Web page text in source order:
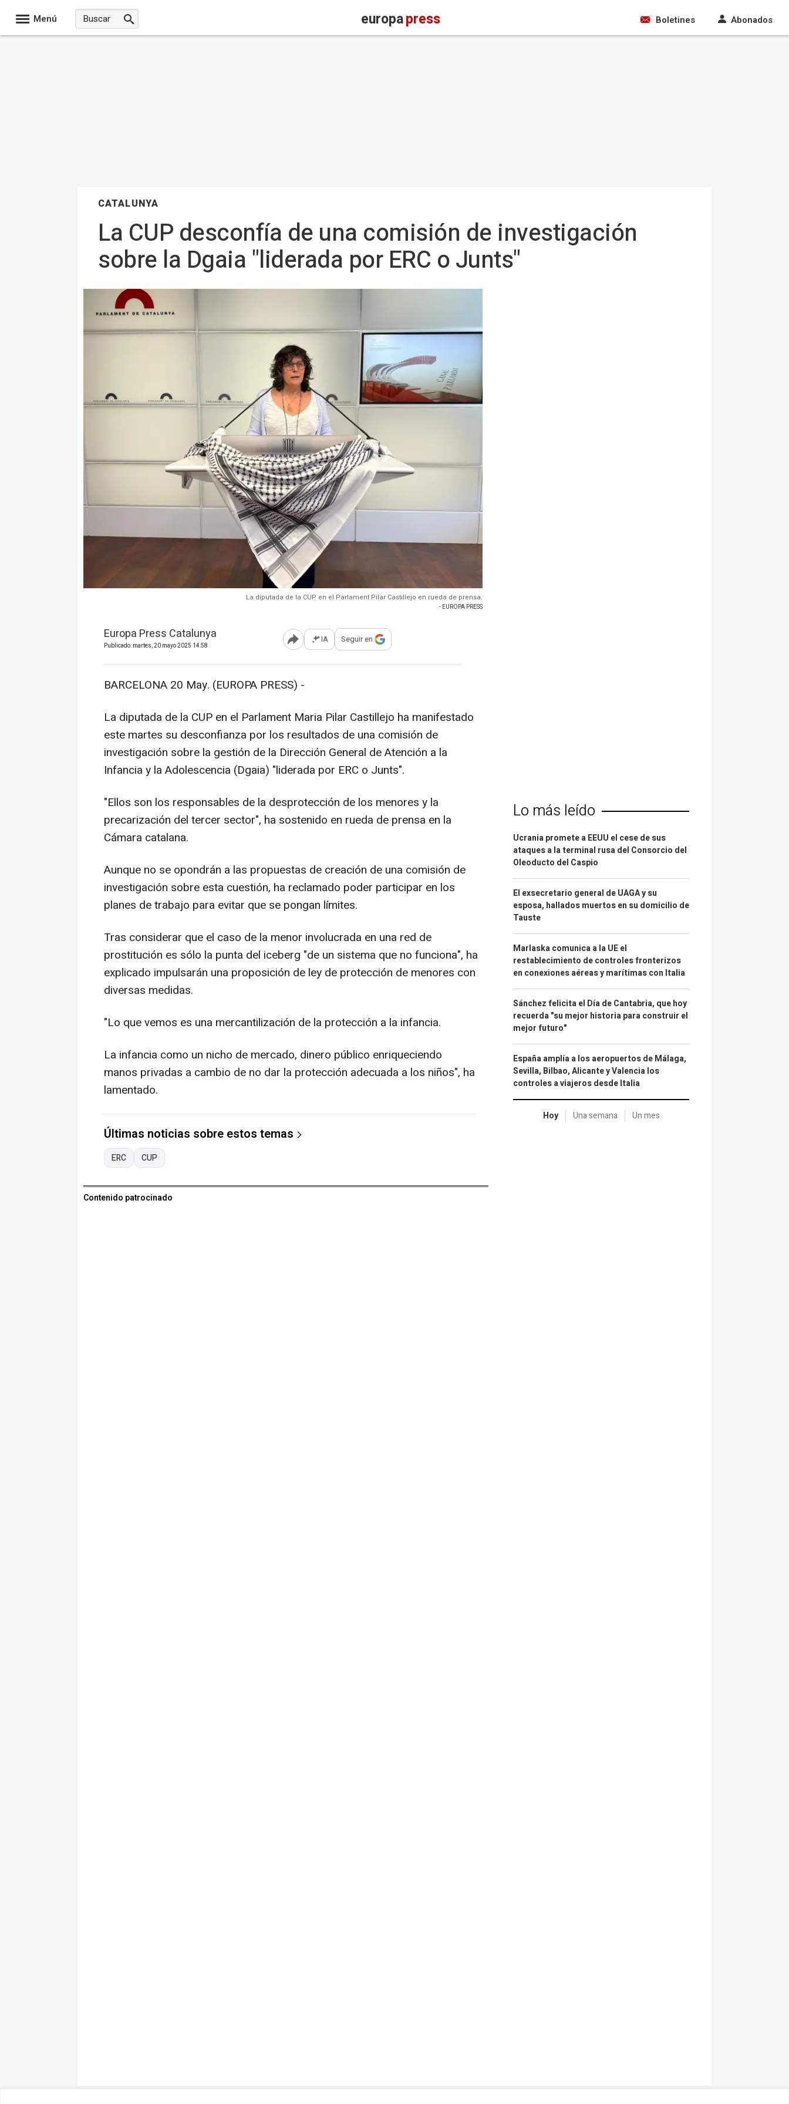
Menú europapress Boletines Abonados
CATALUNYA
La CUP desconfía de una comisión de investigación
sobre la Dgaia "liderada por ERC o Junts"
La diputada de la CUP en el Parlament Pilar Castillejo en rueda de prensa.
- EUROPA PRESS
Europa Press Catalunya
Publicado: martes, 20 mayo 2025 14:58 Abrir opciones para compartir
IA Seguir en
BARCELONA 20 May. (EUROPA PRESS) -
La diputada de la CUP en el Parlament Maria Pilar Castillejo ha manifestado
este martes su desconfianza por los resultados de una comisión de
investigación sobre la gestión de la Dirección General de Atención a la
Infancia y la Adolescencia (Dgaia) "liderada por ERC o Junts".
"Ellos son los responsables de la desprotección de los menores y la
precarización del tercer sector", ha sostenido en rueda de prensa en la
Cámara catalana.
Aunque no se opondrán a las propuestas de creación de una comisión de
investigación sobre esta cuestión, ha reclamado poder participar en los
planes de trabajo para evitar que se pongan límites.
Tras considerar que el caso de la menor involucrada en una red de
prostitución es sólo la punta del iceberg "de un sistema que no funciona", ha
explicado impulsarán una proposición de ley de protección de menores con
diversas medidas.
"Lo que vemos es una mercantilización de la protección a la infancia.
La infancia como un nicho de mercado, dinero público enriqueciendo
manos privadas a cambio de no dar la protección adecuada a los niños", ha
lamentado.
Últimas noticias sobre estos temas
ERC CUP
Contenido patrocinado
Lo más leído
Ucrania promete a EEUU el cese de sus
ataques a la terminal rusa del Consorcio del
Oleoducto del Caspio
El exsecretario general de UAGA y su
esposa, hallados muertos en su domicilio de
Tauste
Marlaska comunica a la UE el
restablecimiento de controles fronterizos
en conexiones aéreas y marítimas con Italia
Sánchez felicita el Día de Cantabria, que hoy
recuerda "su mejor historia para construir el
mejor futuro"
España amplía a los aeropuertos de Málaga,
Sevilla, Bilbao, Alicante y Valencia los
controles a viajeros desde Italia
Hoy Una semana Un mes